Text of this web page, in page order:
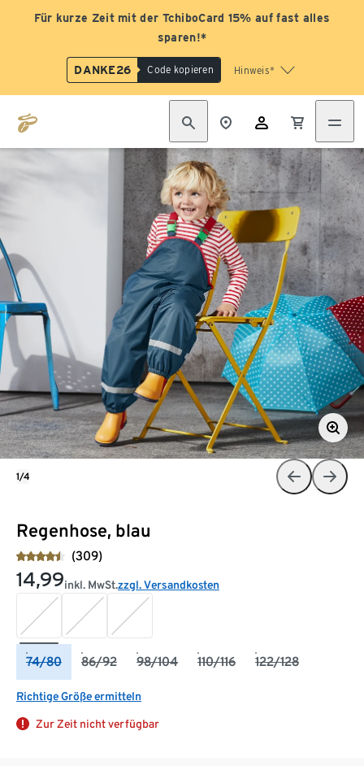
Für kurze Zeit mit der TchiboCard 15% auf fast alles
sparen!*
DANKE26 Code kopieren Hinweis*
Regenhose, blau
(309)
14,99inkl. MwSt.zzgl. Versandkosten
74/80 86/92 98/104 110/116 122/128
Richtige Größe ermitteln
Zur Zeit nicht verfügbar
1/4